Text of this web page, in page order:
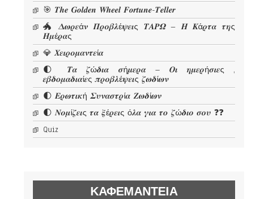
🎯 𝑻𝒉𝒆 𝑮𝒐𝒍𝒅𝒆𝒏 𝑾𝒉𝒆𝒆𝒍 𝑭𝒐𝒓𝒕𝒖𝒏𝒆-𝑻𝒆𝒍𝒍𝒆𝒓
🐲 𝜟𝝎𝝆𝜺ά𝝂 𝜫𝝆𝝄𝜷𝝀έ𝝍𝜺𝜾ς 𝜯𝜜𝜬𝜴 – 𝜢 𝜥ά𝝆𝝉𝜶 𝝉𝜼ς
𝜢𝝁έ𝝆𝜶ς
💎 𝜲𝜺𝜾𝝆𝝄𝝁𝜶𝝂𝝉𝜺ί𝜶
🌓 𝜯𝜶 𝜻ώ𝜹𝜾𝜶 𝝈ή𝝁𝜺𝝆𝜶 – 𝜪𝜾 𝜼𝝁𝜺𝝆ή𝝈𝜾𝜺ς ,
𝜺𝜷𝜹𝝄𝝁𝜶𝜹𝜾𝜶ί𝜺ς 𝝅𝝆𝝄𝜷𝝀έ𝝍𝜺𝜾ς 𝜻𝝎𝜹ί𝝎𝝂
🌓 𝜠𝝆𝝎𝝉𝜾𝜿ή 𝜮𝝊𝝂𝜶𝝈𝝉𝝆ί𝜶 𝜡𝝎𝜹ί𝝎𝝂
🌓 𝜨𝝄𝝁ί𝜻𝜺𝜾ς 𝝉𝜶 𝝃έ𝝆𝜺𝜾ς ό𝝀𝜶 𝜸𝜾𝜶 𝝉𝝄 𝜻ώ𝜹𝜾𝝄 𝝈𝝄𝝊 ❓❓
Quiz
ΚΑΦΕΜΑΝΤΕΊΑ